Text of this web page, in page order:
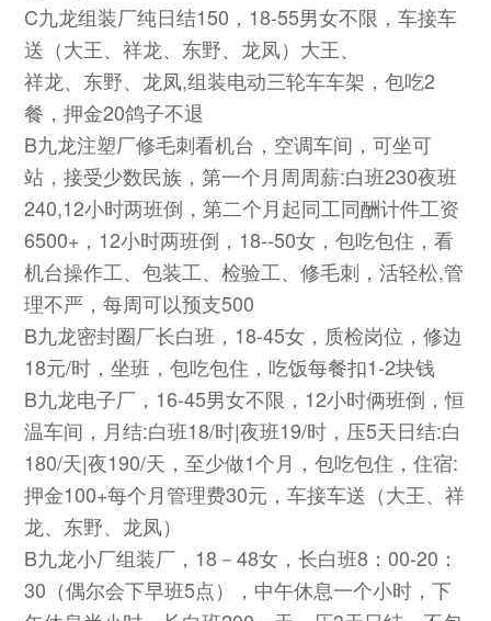
C九龙组装厂纯日结150，18-55男女不限，车接车
送（大王、祥龙、东野、龙凤）大王、
祥龙、东野、龙凤,组装电动三轮车车架，包吃2
餐，押金20鸽子不退
B九龙注塑厂修毛刺看机台，空调车间，可坐可
站，接受少数民族，第一个月周周薪:白班230夜班
240,12小时两班倒，第二个月起同工同酬计件工资
6500+，12小时两班倒，18--50女，包吃包住，看
机台操作工、包装工、检验工、修毛刺，活轻松,管
理不严，每周可以预支500
B九龙密封圈厂长白班，18-45女，质检岗位，修边
18元/时，坐班，包吃包住，吃饭每餐扣1-2块钱
B九龙电子厂，16-45男女不限，12小时俩班倒，恒
温车间，月结:白班18/时|夜班19/时，压5天日结:白
180/天|夜190/天，至少做1个月，包吃包住，住宿:
押金100+每个月管理费30元，车接车送（大王、祥
龙、东野、龙凤）
B九龙小厂组装厂，18－48女，长白班8：00-20：
30（偶尔会下早班5点），中午休息一个小时，下